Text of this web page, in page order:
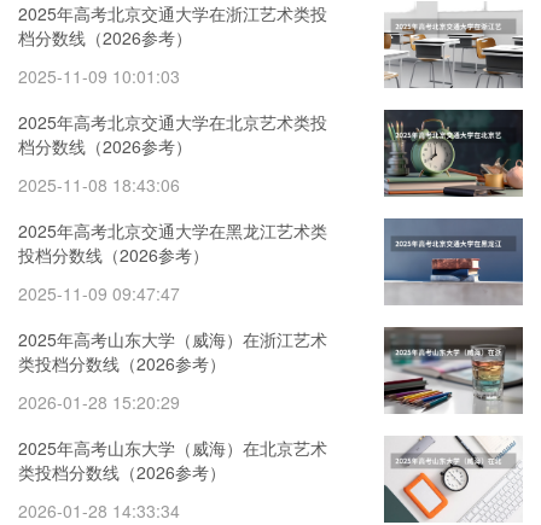
2025年高考北京交通大学在浙江艺术类投
档分数线（2026参考）
2025-11-09 10:01:03
2025年高考北京交通大学在北京艺术类投
档分数线（2026参考）
2025-11-08 18:43:06
2025年高考北京交通大学在黑龙江艺术类
投档分数线（2026参考）
2025-11-09 09:47:47
2025年高考山东大学（威海）在浙江艺术
类投档分数线（2026参考）
2026-01-28 15:20:29
2025年高考山东大学（威海）在北京艺术
类投档分数线（2026参考）
2026-01-28 14:33:34